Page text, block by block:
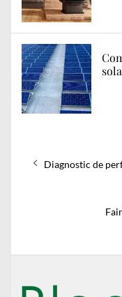
Previous
Diagnostic de